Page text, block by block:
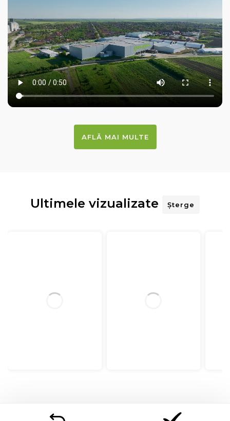
AFLĂ MAI MULTE
Ultimele vizualizate Șterge